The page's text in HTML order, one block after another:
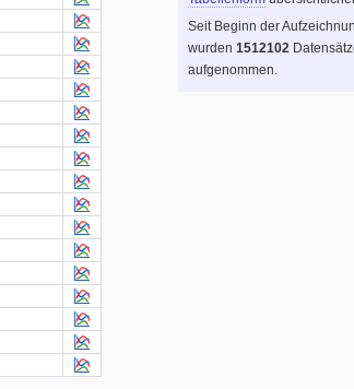
Seit Beginn der
wurden 1512102
aufgenommen.